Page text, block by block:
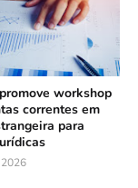
workshop
correntes em
para